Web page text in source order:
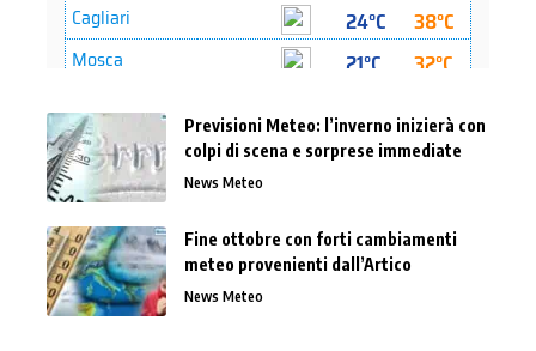
Previsioni Meteo: l’inverno inizierà con
colpi di scena e sorprese immediate
News Meteo
Fine ottobre con forti cambiamenti
meteo provenienti dall’Artico
News Meteo